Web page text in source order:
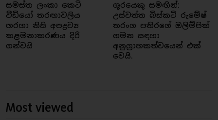
සමස්ත ලංකා කෙටි
වීඩියෝ තරඟාවලිය
හරහා නිසි අපද්‍රව්‍ය
කළමනාකරණය දිරි
ගන්වයි
ශූරයෙකු සමඟින්:
උස්වත්ත බිස්කට් රුමේෂ්
තරංග පතිරගේ ඔලිම්පික්
ගමන සඳහා
අනුග්‍රාහකත්වයෙන් එක්
වෙයි.
Most viewed